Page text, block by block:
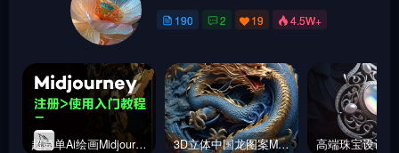
190 2 19 4.5W+
超简单Ai绘画Midjourney 注册教程、使用教程! 3D立体中国龙图案Midjourney咒语